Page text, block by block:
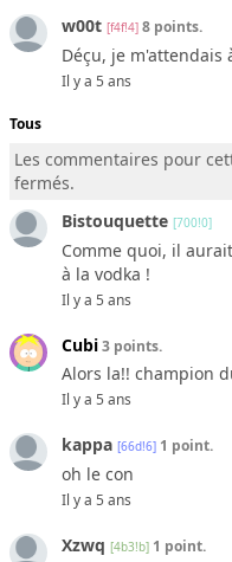
w00t [f4f!4] 8 points.
Déçu, je m'attendais
Il y a 5 ans
Tous
Les commentaires pour
fermés.
Bistouquette [700!0]
Comme quoi, il
à la vodka !
Il y a 5 ans
Cubi3 points.
Alors la!! champion
Il y a 5 ans
kappa [66d!6] 1 point.
oh le con
Il y a 5 ans
Xzwq [4b3!b] 1 point.